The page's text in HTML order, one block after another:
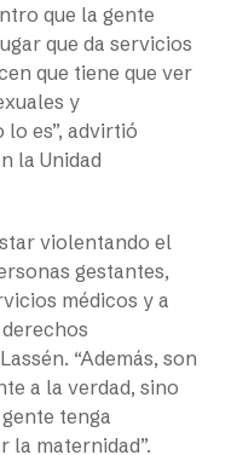
que la gente
que da servicios
que tiene que ver
y
es”, advirtió
la Unidad
violentando el
gestantes,
médicos y a
“Además, son
a la verdad, sino
tenga
la maternidad”.